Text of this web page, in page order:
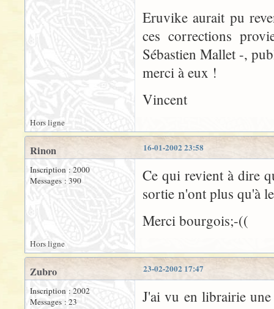
Eruvike aurait pu
ces corrections
Sébastien Mallet -,
merci à eux !
Vincent
Hors ligne
16-01-2002 23:58
Rinon
Inscription : 2000
Messages : 390
Ce qui revient à dire
sortie n'ont plus qu'à
Merci bourgois;-((
Hors ligne
23-02-2002 17:47
Zubro
Inscription : 2002
Messages : 23
J'ai vu en librairie